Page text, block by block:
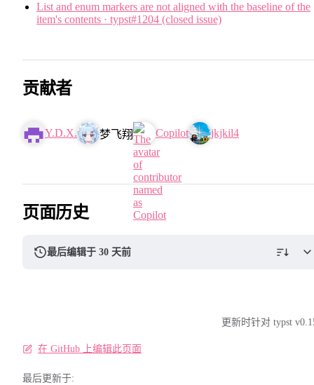
List and enum markers are not aligned with the baseline of the
item's contents · typst#1204 (closed issue)
贡献者
Y.D.X. 梦飞翔 Copilot jkjkil4
页面历史
最后编辑于 30 天前
更新时针对 typst
在 GitHub 上编辑此页面
最后更新于: